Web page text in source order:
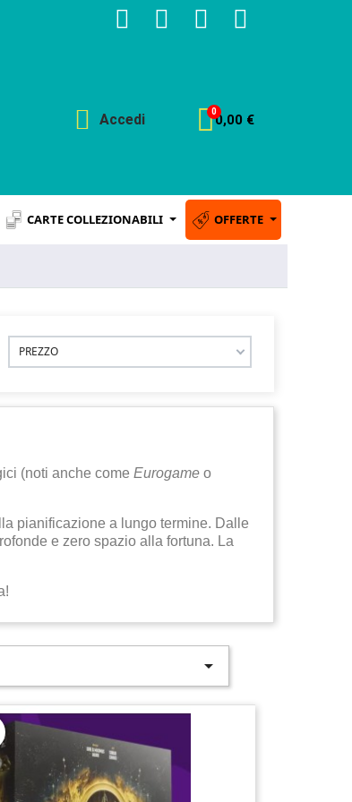
Accedi 0,00 €
CARTE COLLEZIONABILI OFFERTE
PREZZO
(noti anche come Eurogame o
pianificazione a lungo termine. Dalle
e zero spazio alla fortuna. La
